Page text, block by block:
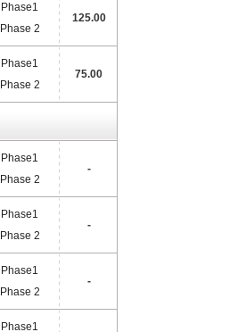
Phase1
Phase 2
125.00
Phase1
Phase 2
75.00
Phase1
Phase 2
-
Phase1
Phase 2
-
Phase1
Phase 2
-
Phase1